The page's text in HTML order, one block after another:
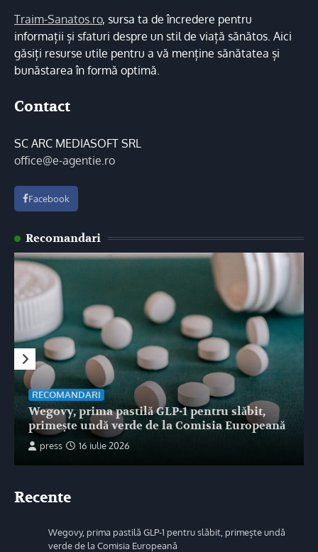
Traim-Sanatos.ro, sursa ta de încredere pentru
informații și sfaturi despre un stil de viață sănătos. Aici
găsiți resurse utile pentru a vă menține sănătatea și
bunăstarea în formă optimă.
Contact
SC ARC MEDIASOFT SRL
office@e-agentie.ro
Facebook
Recomandari
RECOMANDARI
Wegovy, prima pastilă GLP-1 pentru slăbit,
primește undă verde de la Comisia Europeană
press 16 iulie 2026
Recente
Wegovy, prima pastilă GLP-1 pentru slăbit, primește undă
verde de la Comisia Europeană